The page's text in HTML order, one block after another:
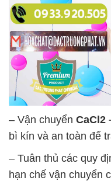
– Vận chuyển CaCl2
bì kín và an toàn để
– Tuân thủ các quy
hạn chế vận chuyển